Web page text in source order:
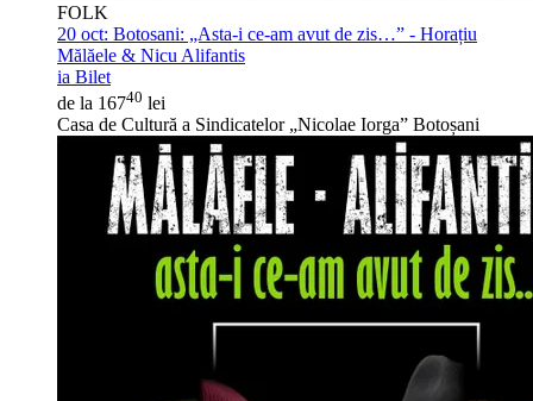
FOLK
20 oct: Botosani: „Asta-i ce-am avut de zis…” - Horațiu
Mălăele & Nicu Alifantis
ia Bilet
de la 16740 lei
Casa de Cultură a Sindicatelor „Nicolae Iorga” Botoșani